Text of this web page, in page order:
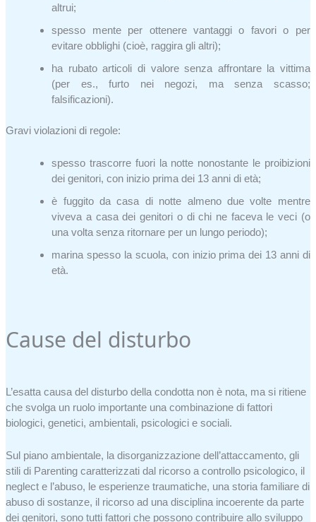
altrui;
spesso mente per ottenere vantaggi o favori o per
evitare obblighi (cioè, raggira gli altri);
ha rubato articoli di valore senza affrontare la vittima
(per es., furto nei negozi, ma senza scasso;
falsificazioni).
Gravi violazioni di regole:
spesso trascorre fuori la notte nonostante le proibizioni
dei genitori, con inizio prima dei 13 anni di età;
è fuggito da casa di notte almeno due volte mentre
viveva a casa dei genitori o di chi ne faceva le veci (o
una volta senza ritornare per un lungo periodo);
marina spesso la scuola, con inizio prima dei 13 anni di
età.
Cause del disturbo
L’esatta causa del disturbo della condotta non è nota, ma si ritiene
che svolga un ruolo importante una combinazione di fattori
biologici, genetici, ambientali, psicologici e sociali.
Sul piano ambientale, la disorganizzazione dell’attaccamento, gli
stili di Parenting caratterizzati dal ricorso a controllo psicologico, il
neglect e l’abuso, le esperienze traumatiche, una storia familiare di
abuso di sostanze, il ricorso ad una disciplina incoerente da parte
dei genitori, sono tutti fattori che possono contribuire allo sviluppo